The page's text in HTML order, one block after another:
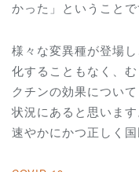
かった」ということで
様々な変異種が登場
化することもなく、
クチンの効果につい
状況にあると思いま
速やかにかつ正しく